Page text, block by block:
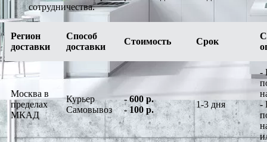
сотрудничества.
Регион
доставки
Способ
доставки
Стоимость Срок
Москва в
пределах
МКАД
Курьер
Самовывоз
-600 р.
-100 р.
1-3 дня
-
-